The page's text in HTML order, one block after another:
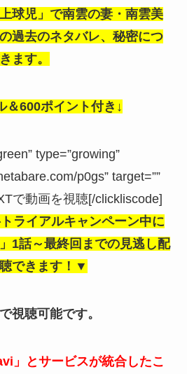
球児」で南雲の妻・南雲美
過去のネタバレ、秘密につ
ます。
＆600ポイント付き↓
type=”growing”
p0gs” target=””
で動画を視聴[/clickliscode]
ライアルキャンペーン中に
1話～最終回までの見逃し配
できます！▼
視聴可能です。
」とサービスが統合したこ